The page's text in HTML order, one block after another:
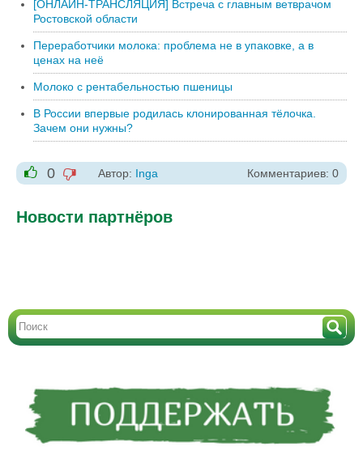
[ОНЛАЙН-ТРАНСЛЯЦИЯ] Встреча с главным ветврачом
Ростовской области
Переработчики молока: проблема не в упаковке, а в
ценах на неё
Молоко с рентабельностью пшеницы
В России впервые родилась клонированная тёлочка.
Зачем они нужны?
+1
0
-1
Автор: Inga Комментариев: 0
Новости партнёров